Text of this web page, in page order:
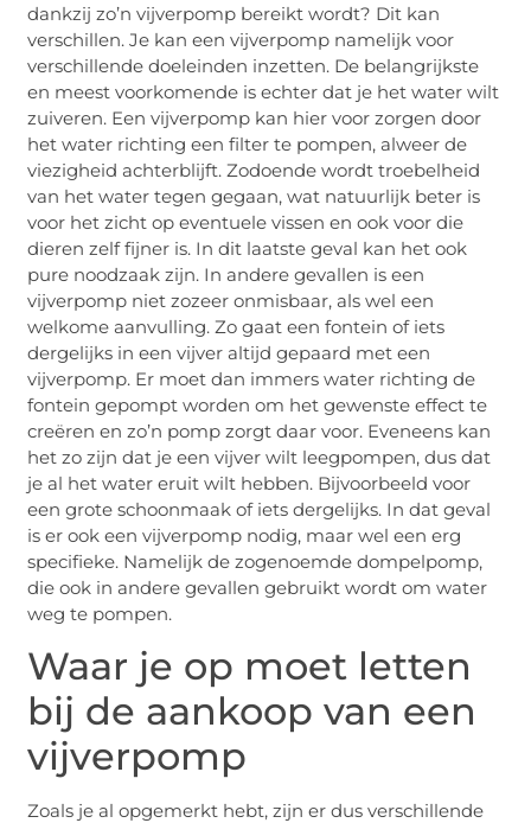
dankzij zo’n vijverpomp bereikt wordt? Dit kan
verschillen. Je kan een vijverpomp namelijk voor
verschillende doeleinden inzetten. De belangrijkste
en meest voorkomende is echter dat je het water wilt
zuiveren. Een vijverpomp kan hier voor zorgen door
het water richting een filter te pompen, alweer de
viezigheid achterblijft. Zodoende wordt troebelheid
van het water tegen gegaan, wat natuurlijk beter is
voor het zicht op eventuele vissen en ook voor die
dieren zelf fijner is. In dit laatste geval kan het ook
pure noodzaak zijn. In andere gevallen is een
vijverpomp niet zozeer onmisbaar, als wel een
welkome aanvulling. Zo gaat een fontein of iets
dergelijks in een vijver altijd gepaard met een
vijverpomp. Er moet dan immers water richting de
fontein gepompt worden om het gewenste effect te
creëren en zo’n pomp zorgt daar voor. Eveneens kan
het zo zijn dat je een vijver wilt leegpompen, dus dat
je al het water eruit wilt hebben. Bijvoorbeeld voor
een grote schoonmaak of iets dergelijks. In dat geval
is er ook een vijverpomp nodig, maar wel een erg
specifieke. Namelijk de zogenoemde dompelpomp,
die ook in andere gevallen gebruikt wordt om water
weg te pompen.
Waar je op moet letten
bij de aankoop van een
vijverpomp
Zoals je al opgemerkt hebt, zijn er dus verschillende